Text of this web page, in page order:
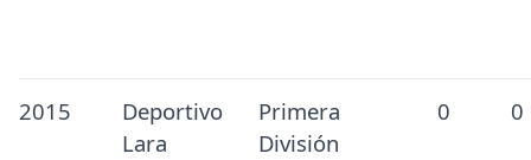
2015
Deportivo
Lara
Primera
División
0 0